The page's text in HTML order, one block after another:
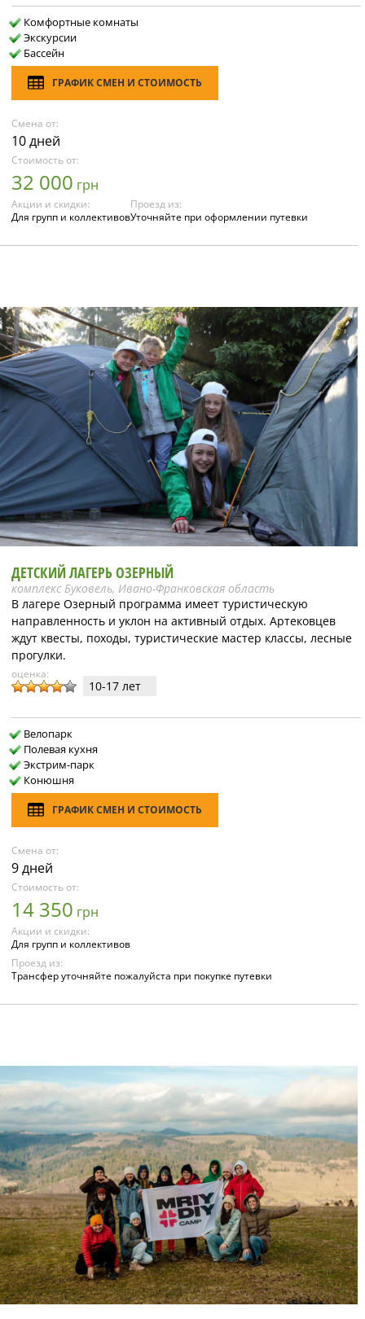
Комфортные комнаты
Экскурсии
Бассейн
ГРАФИК СМЕН И СТОИМОСТЬ
Смена от:
10 дней
Стоимость от:
32 000 грн
Акции и скидки:
Для групп и коллективов
Проезд из:
Уточняйте при оформлении путевки
ДЕТСКИЙ ЛАГЕРЬ ОЗЕРНЫЙ
комплекс Буковель, Ивано-Франковская область
В лагере Озерный программа имеет туристическую
направленность и уклон на активный отдых. Артековцев
ждут квесты, походы, туристические мастер классы, лесные
прогулки.
оценка:
10-17 лет
Велопарк
Полевая кухня
Экстрим-парк
Конюшня
ГРАФИК СМЕН И СТОИМОСТЬ
Смена от:
9 дней
Стоимость от:
14 350 грн
Акции и скидки:
Для групп и коллективов
Проезд из:
Трансфер уточняйте пожалуйста при покупке путевки